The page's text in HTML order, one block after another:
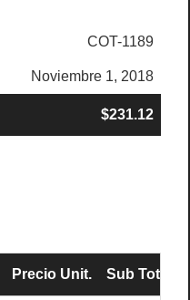
COT-1189
Noviembre 1, 2018
$231.12
Precio Unit. Sub Total